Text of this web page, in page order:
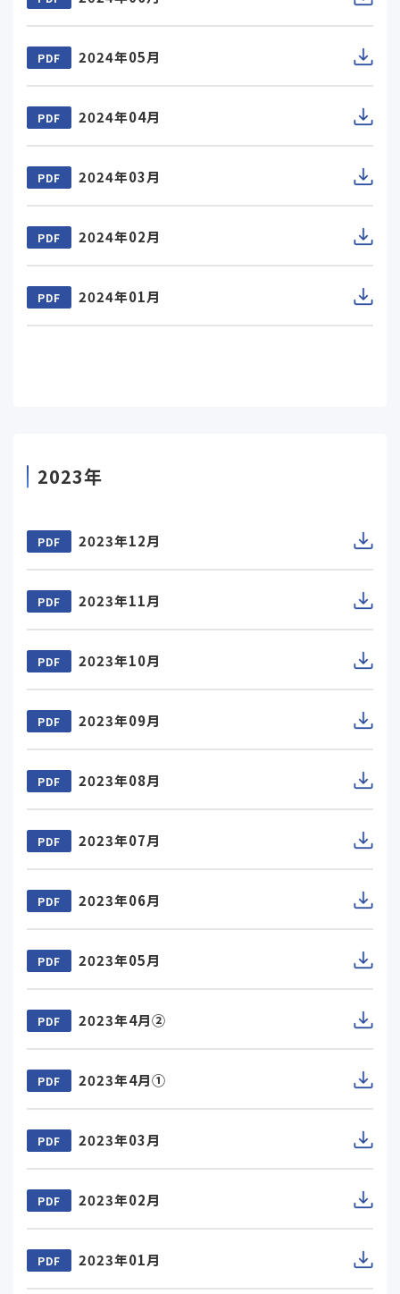
PDF 2024年05月
PDF 2024年04月
PDF 2024年03月
PDF 2024年02月
PDF 2024年01月
2023年
PDF 2023年12月
PDF 2023年11月
PDF 2023年10月
PDF 2023年09月
PDF 2023年08月
PDF 2023年07月
PDF 2023年06月
PDF 2023年05月
PDF 2023年4月②
PDF 2023年4月①
PDF 2023年03月
PDF 2023年02月
PDF 2023年01月